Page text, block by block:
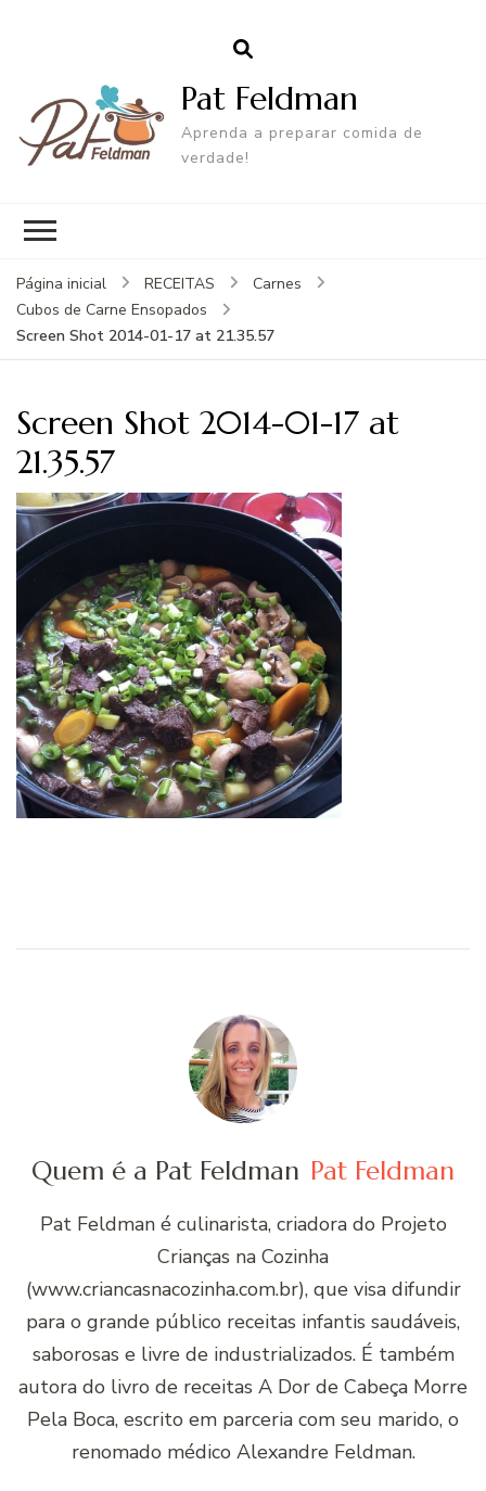
Pat Feldman
Aprenda a preparar comida de
verdade!
Página inicial RECEITAS
Carnes
Cubos de Carne Ensopados
Screen Shot 2014-01-17 at 21.35.57
Screen Shot 2014-01-17 at
21.35.57
Quem é a Pat Feldman Pat Feldman
Pat Feldman é culinarista, criadora do Projeto
Crianças na Cozinha
(www.criancasnacozinha.com.br), que visa difundir
para o grande público receitas infantis saudáveis,
saborosas e livre de industrializados. É também
autora do livro de receitas A Dor de Cabeça Morre
Pela Boca, escrito em parceria com seu marido, o
renomado médico Alexandre Feldman.